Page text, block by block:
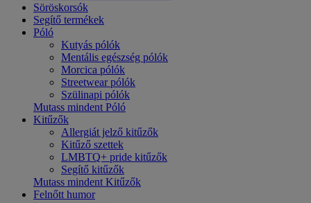
Söröskorsók
Segítő termékek
Póló
Kutyás pólók
Mentális egészség pólók
Morcica pólók
Streetwear pólók
Szülinapi pólók
Mutass mindent Póló
Kitűzők
Allergiát jelző kitűzők
Kitűző szettek
LMBTQ+ pride kitűzők
Segítő kitűzők
Mutass mindent Kitűzők
Felnőtt humor